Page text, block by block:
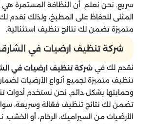
سريع. نحن نعلم أن النظافة المستمرة هي
المثلى للحفاظ على المطبخ، ولذلك نقدم
متميزة تضمن لك نتائج تنظيف استثنائية.
شركة تنظيف ارضيات في
نقدم لك في شركة تنظيف ارضيات في
تنظيف متميزة لجميع أنواع الأرضيات
وحمايتها بشكل دائم. نحن نستخدم أدوات
تضمن لك نتائج تنظيف فعّالة وسريعة،
الأرضيات من السيراميك، الرخام، أو الخشب.